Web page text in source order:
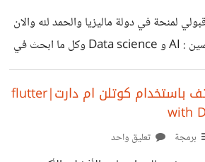
لمنحة في دولة ماليزيا والحمد لله والان
مخير بين اختصاصين : AI و Data science وكل ما ابحث في
لواحدة وتارة الاختصاص الاخر فارجوا مدى
وشكرا
البرمجة الهواتف باستخدام كوتلن ام دارت|flutter
with
برمجة تعليق واحد